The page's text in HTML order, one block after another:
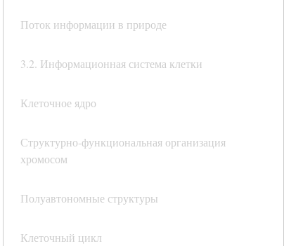
Поток информации в природе
3.2. Информационная система клетки
Клеточное ядро
Структурно-функциональная организация
хромосом
Полуавтономные структуры
Клеточный цикл